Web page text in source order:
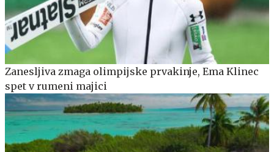
Zanesljiva zmaga olimpijske prvakinje, Ema Klinec
spet v rumeni majici